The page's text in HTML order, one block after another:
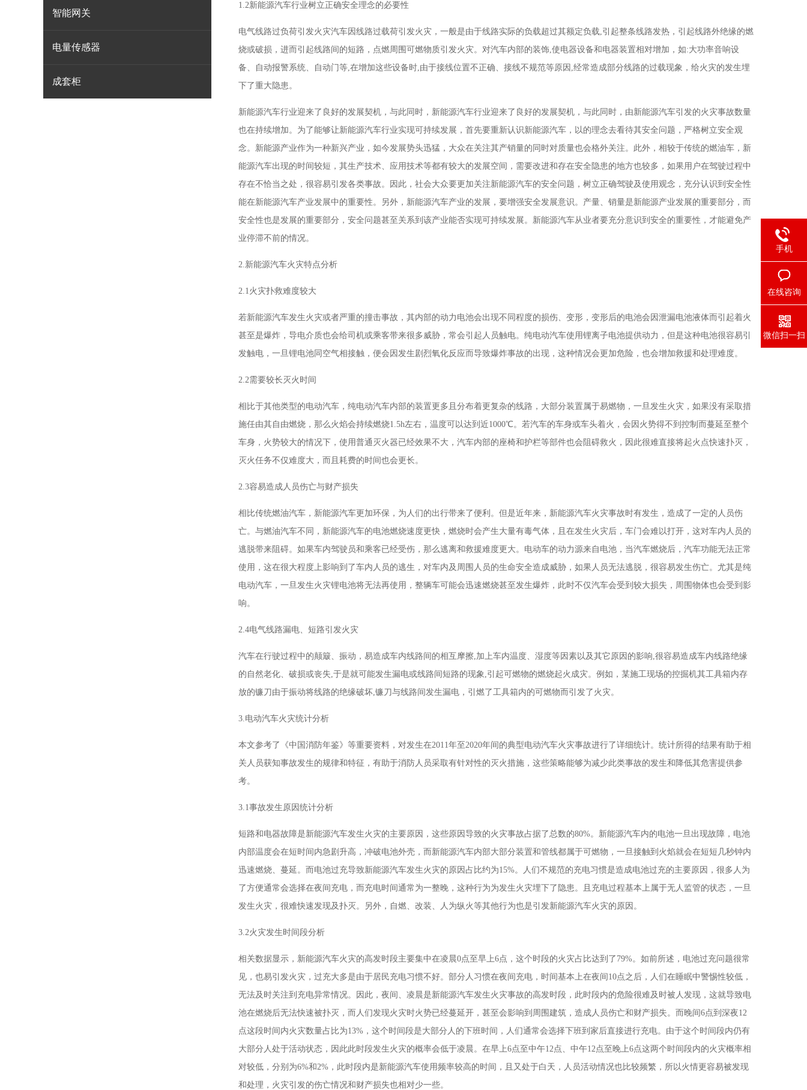
智能网关
电量传感器
成套柜
1.2新能源汽车行业树立正确安全理念的必要性
电气线路过负荷引发火灾汽车因线路过载荷引发火灾，一般是由于线路实际的负载超过其额定负载,引起整条线路发热，引起线路外绝缘的燃
烧或破损，进而引起线路间的短路，点燃周围可燃物质引发火灾。对汽车内部的装饰,使电器设备和电器装置相对增加，如:大功率音响设
备、自动报警系统、自动门等,在增加这些设备时,由于接线位置不正确、接线不规范等原因,经常造成部分线路的过载现象，给火灾的发生埋
下了重大隐患。
新能源汽车行业迎来了良好的发展契机，与此同时，新能源汽车行业迎来了良好的发展契机，与此同时，由新能源汽车引发的火灾事故数量
也在持续增加。为了能够让新能源汽车行业实现可持续发展，首先要重新认识新能源汽车，以的理念去看待其安全问题，严格树立安全观
念。新能源产业作为一种新兴产业，如今发展势头迅猛，大众在关注其产销量的同时对质量也会格外关注。此外，相较于传统的燃油车，新
能源汽车出现的时间较短，其生产技术、应用技术等都有较大的发展空间，需要改进和存在安全隐患的地方也较多，如果用户在驾驶过程中
存在不恰当之处，很容易引发各类事故。因此，社会大众要更加关注新能源汽车的安全问题，树立正确驾驶及使用观念，充分认识到安全性
能在新能源汽车产业发展中的重要性。另外，新能源汽车产业的发展，要增强安全发展意识。产量、销量是新能源产业发展的重要部分，而
安全性也是发展的重要部分，安全问题甚至关系到该产业能否实现可持续发展。新能源汽车从业者要充分意识到安全的重要性，才能避免产
业停滞不前的情况。
2.新能源汽车火灾特点分析
2.1火灾扑救难度较大
若新能源汽车发生火灾或者严重的撞击事故，其内部的动力电池会出现不同程度的损伤、变形，变形后的电池会因泄漏电池液体而引起着火
甚至是爆炸，导电介质也会给司机或乘客带来很多威胁，常会引起人员触电。纯电动汽车使用锂离子电池提供动力，但是这种电池很容易引
发触电，一旦锂电池同空气相接触，便会因发生剧烈氧化反应而导致爆炸事故的出现，这种情况会更加危险，也会增加救援和处理难度。
2.2需要较长灭火时间
相比于其他类型的电动汽车，纯电动汽车内部的装置更多且分布着更复杂的线路，大部分装置属于易燃物，一旦发生火灾，如果没有采取措
施任由其自由燃烧，那么火焰会持续燃烧1.5h左右，温度可以达到近1000℃。若汽车的车身或车头着火，会因火势得不到控制而蔓延至整个
车身，火势较大的情况下，使用普通灭火器已经效果不大，汽车内部的座椅和护栏等部件也会阻碍救火，因此很难直接将起火点快速扑灭，
灭火任务不仅难度大，而且耗费的时间也会更长。
2.3容易造成人员伤亡与财产损失
相比传统燃油汽车，新能源汽车更加环保，为人们的出行带来了便利。但是近年来，新能源汽车火灾事故时有发生，造成了一定的人员伤
亡。与燃油汽车不同，新能源汽车的电池燃烧速度更快，燃烧时会产生大量有毒气体，且在发生火灾后，车门会难以打开，这对车内人员的
逃脱带来阻碍。如果车内驾驶员和乘客已经受伤，那么逃离和救援难度更大。电动车的动力源来自电池，当汽车燃烧后，汽车功能无法正常
使用，这在很大程度上影响到了车内人员的逃生，对车内及周围人员的生命安全造成威胁，如果人员无法逃脱，很容易发生伤亡。尤其是纯
电动汽车，一旦发生火灾锂电池将无法再使用，整辆车可能会迅速燃烧甚至发生爆炸，此时不仅汽车会受到较大损失，周围物体也会受到影
响。
2.4电气线路漏电、短路引发火灾
汽车在行驶过程中的颠簸、振动，易造成车内线路间的相互摩擦,加上车内温度、湿度等因素以及其它原因的影响,很容易造成车内线路绝缘
的自然老化、破损或丧失,于是就可能发生漏电或线路间短路的现象,引起可燃物的燃烧起火成灾。例如，某施工现场的控掘机其工具箱内存
放的镰刀由于振动将线路的绝缘破坏,镰刀与线路间发生漏电，引燃了工具箱内的可燃物而引发了火灾。
3.电动汽车火灾统计分析
本文参考了《中国消防年鉴》等重要资料，对发生在2011年至2020年间的典型电动汽车火灾事故进行了详细统计。统计所得的结果有助于相
关人员获知事故发生的规律和特征，有助于消防人员采取有针对性的灭火措施，这些策略能够为减少此类事故的发生和降低其危害提供参
考。
3.1事故发生原因统计分析
短路和电器故障是新能源汽车发生火灾的主要原因，这些原因导致的火灾事故占据了总数的80%。新能源汽车内的电池一旦出现故障，电池
内部温度会在短时间内急剧升高，冲破电池外壳，而新能源汽车内部大部分装置和管线都属于可燃物，一旦接触到火焰就会在短短几秒钟内
迅速燃烧、蔓延。而电池过充导致新能源汽车发生火灾的原因占比约为15%。人们不规范的充电习惯是造成电池过充的主要原因，很多人为
了方便通常会选择在夜间充电，而充电时间通常为一整晚，这种行为为发生火灾埋下了隐患。且充电过程基本上属于无人监管的状态，一旦
发生火灾，很难快速发现及扑灭。另外，自燃、改装、人为纵火等其他行为也是引发新能源汽车火灾的原因。
3.2火灾发生时间段分析
相关数据显示，新能源汽车火灾的高发时段主要集中在凌晨0点至早上6点，这个时段的火灾占比达到了79%。如前所述，电池过充问题很常
见，也易引发火灾，过充大多是由于居民充电习惯不好。部分人习惯在夜间充电，时间基本上在夜间10点之后，人们在睡眠中警惕性较低，
无法及时关注到充电异常情况。因此，夜间、凌晨是新能源汽车发生火灾事故的高发时段，此时段内的危险很难及时被人发现，这就导致电
池在燃烧后无法快速被扑灭，而人们发现火灾时火势已经蔓延开，甚至会影响到周围建筑，造成人员伤亡和财产损失。而晚间6点到深夜12
点这段时间内火灾数量占比为13%，这个时间段是大部分人的下班时间，人们通常会选择下班到家后直接进行充电。由于这个时间段内仍有
大部分人处于活动状态，因此此时段发生火灾的概率会低于凌晨。在早上6点至中午12点、中午12点至晚上6点这两个时间段内的火灾概率相
对较低，分别为6%和2%，此时段内是新能源汽车使用频率较高的时间，且又处于白天，人员活动情况也比较频繁，所以火情更容易被发现
和处理，火灾引发的伤亡情况和财产损失也相对少一些。
手机
在线咨询
微信扫一扫